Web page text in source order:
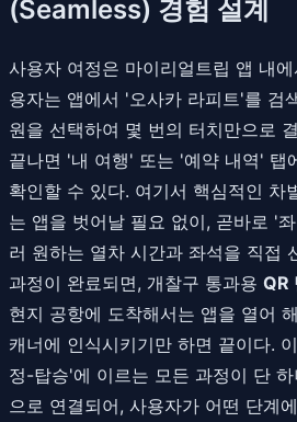
(Seamless) 경험 설계
사용자 여정은 마이리얼트립 앱 내
용자는 앱에서 '오사카 라피트'를 검
원을 선택하여 몇 번의 터치만으로
끝나면 '내 여행' 또는 '예약 내역' 탭
확인할 수 있다. 여기서 핵심적인 차
는 앱을 벗어날 필요 없이, 곧바로 '
러 원하는 열차 시간과 좌석을 직접
과정이 완료되면, 개찰구 통과용 QR
현지 공항에 도착해서는 앱을 열어
캐너에 인식시키기만 하면 끝이다.
정-탑승'에 이르는 모든 과정이 단
으로 연결되어, 사용자가 어떤 단계